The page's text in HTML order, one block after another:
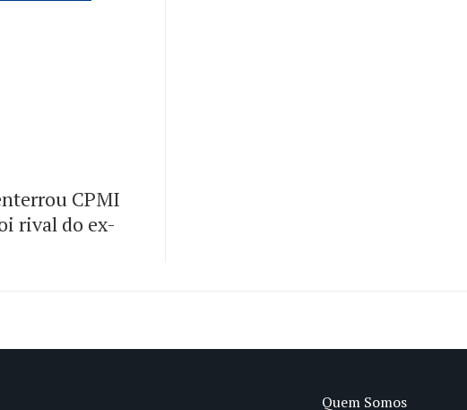
CPMI
rival do ex-
Quem Somos